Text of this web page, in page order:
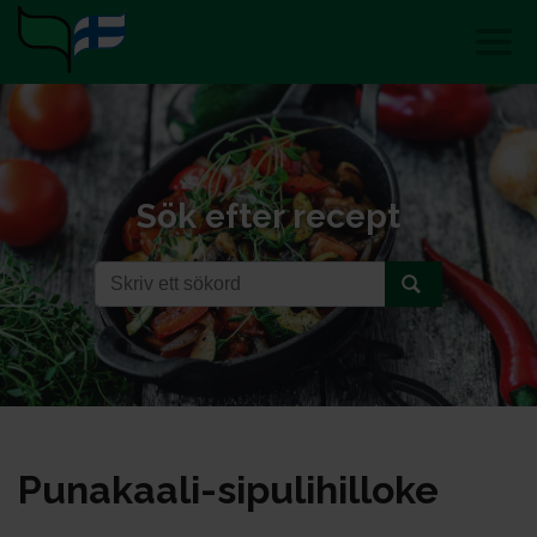
Sök efter recept
Pu­na­kaa­li-si­pu­li­hil­lo­ke